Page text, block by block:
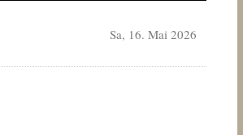
Sa, 16. Mai 2026